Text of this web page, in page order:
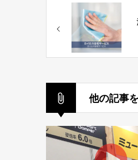
他の記事